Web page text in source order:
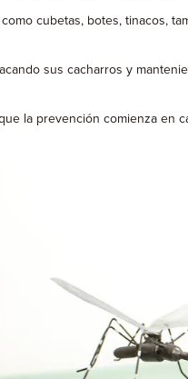
cubetas, botes, tinacos,
sus cacharros y
la prevención comienza